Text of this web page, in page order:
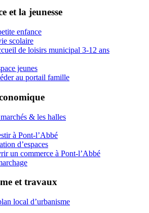
et la jeunesse
enfance
scolaire
de loisirs municipal 3-12 ans
jeunes
au portail famille
& les halles
à Pont-l’Abbé
d’espaces
un commerce à Pont-l’Abbé
et travaux
local d’urbanisme